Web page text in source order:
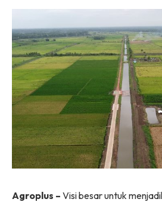
Agroplus – Visi besar untuk